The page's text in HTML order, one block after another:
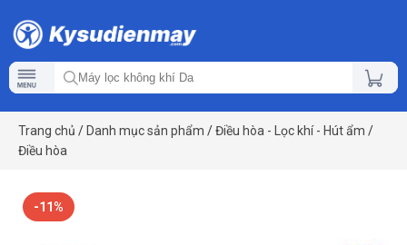
Trang chủ / Danh mục sản phẩm /Điều hòa - Lọc khí - Hút ẩm /
Điều hòa
-11%